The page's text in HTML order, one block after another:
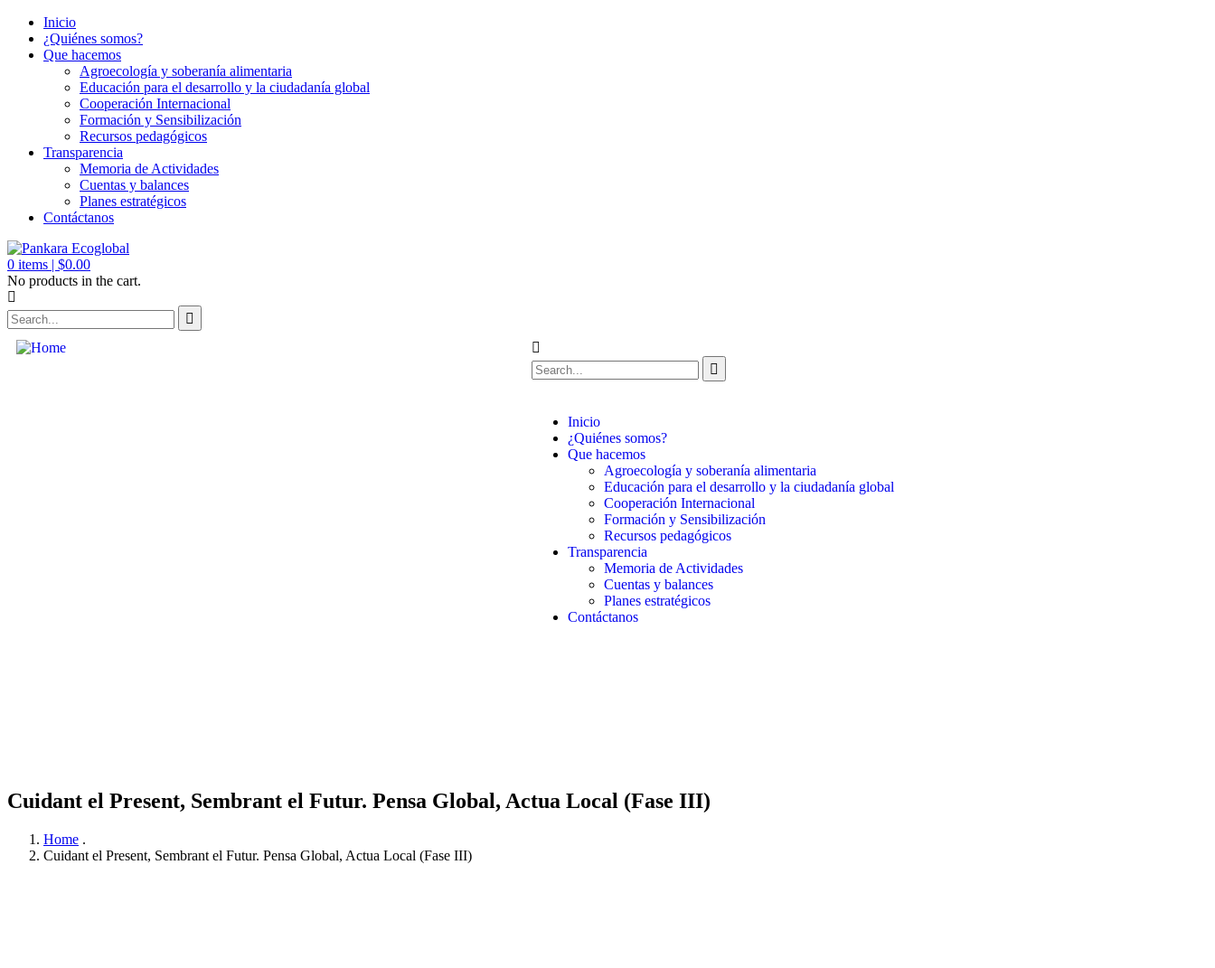
Inicio
¿Quiénes somos?
Que hacemos
Agroecología y soberanía alimentaria
Educación para el desarrollo y la ciudadanía global
Cooperación Internacional
Formación y Sensibilización
Recursos pedagógicos
Transparencia
Memoria de Actividades
Cuentas y balances
Planes estratégicos
Contáctanos
0 items | $0.00
No products in the cart.
Inicio
¿Quiénes somos?
Que hacemos
Agroecología y soberanía alimentaria
Educación para el desarrollo y la ciudadanía global
Cooperación Internacional
Formación y Sensibilización
Recursos pedagógicos
Transparencia
Memoria de Actividades
Cuentas y balances
Planes estratégicos
Contáctanos
Cuidant el Present, Sembrant el Futur. Pensa Global, Actua Local (Fase III)
Home .
Cuidant el Present, Sembrant el Futur. Pensa Global, Actua Local (Fase III)